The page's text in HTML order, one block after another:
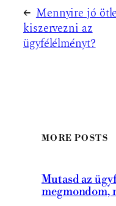
← Mennyire jó
kiszervezni az
ügyfélélményt?
MORE POSTS
Mutasd az
megmondom,